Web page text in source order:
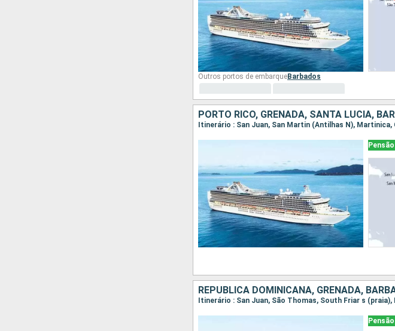
Outros portos de embarqueBarbados
PORTO RICO, GRENADA, SANTA LUCIA,
Itinerário : San Juan, San Martin (Antilhas N),
REPUBLICA DOMINICANA, GRENADA,
Itinerário : San Juan, São Thomas, South Friar s